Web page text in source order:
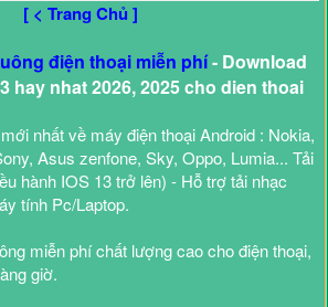
[ < Trang Chủ ]
điện thoại miễn phí- Download
hay nhat 2026, 2025 cho dien thoai
nhất về máy điện thoại Android : Nokia,
Asus zenfone, Sky, Oppo, Lumia... Tải
hành IOS 13 trở lên) - Hỗ trợ tải nhạc
tính Pc/Laptop.
miễn phí chất lượng cao cho điện thoại,
giờ.